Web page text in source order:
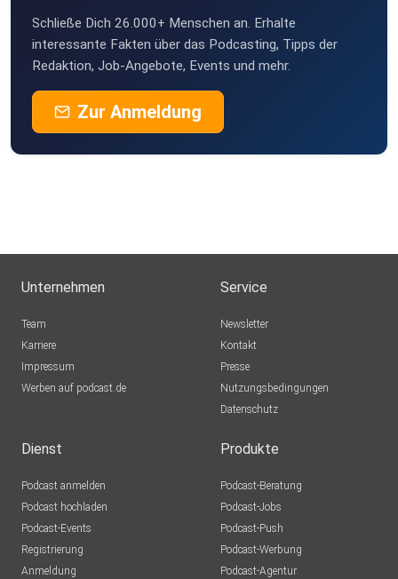
Schließe Dich 26.000+ Menschen an. Erhalte
interessante Fakten über das Podcasting, Tipps der
Redaktion, Job-Angebote, Events und mehr.
Zur Anmeldung
Unternehmen
Team
Karriere
Impressum
Werben auf podcast.de
Service
Newsletter
Kontakt
Presse
Nutzungsbedingungen
Datenschutz
Dienst
Podcast anmelden
Podcast hochladen
Podcast-Events
Registrierung
Anmeldung
Produkte
Podcast-Beratung
Podcast-Jobs
Podcast-Push
Podcast-Werbung
Podcast-Agentur